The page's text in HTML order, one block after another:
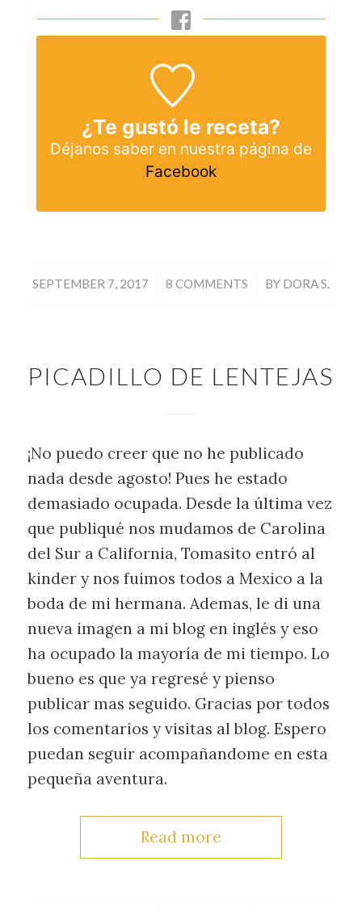
¿Te gustó le receta?
Déjanos saber en nuestra página de
Facebook
SEPTEMBER 7, 2017
/ 8 COMMENTS
/ BY DORA S.
PICADILLO DE LENTEJAS
¡No puedo creer que no he publicado
nada desde agosto! Pues he estado
demasiado ocupada. Desde la última vez
que publiqué nos mudamos de Carolina
del Sur a California, Tomasito entró al
kinder y nos fuimos todos a Mexico a la
boda de mi hermana. Ademas, le di una
nueva imagen a mi blog en inglés y eso
ha ocupado la mayoría de mi tiempo. Lo
bueno es que ya regresé y pienso
publicar mas seguido. Gracias por todos
los comentarios y visitas al blog. Espero
puedan seguir acompañandome en esta
pequeña aventura.
Read more